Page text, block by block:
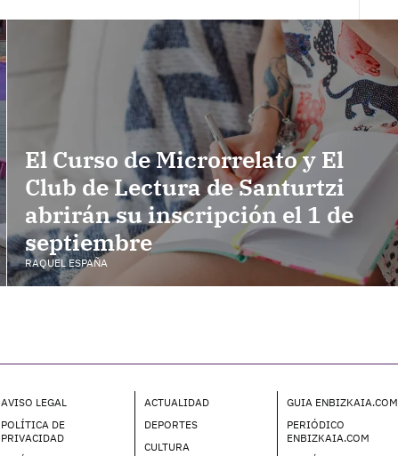
El Curso de Microrrelato y El
Club de Lectura de Santurtzi
abrirán su inscripción el 1 de
septiembre
RAQUEL ESPAÑA
AVISO LEGAL
POLÍTICA DE
PRIVACIDAD
ACTUALIDAD
DEPORTES
CULTURA
GUIA ENBIZKAIA.COM
PERIÓDICO
ENBIZKAIA.COM